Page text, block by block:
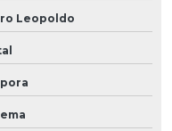
Leopoldo